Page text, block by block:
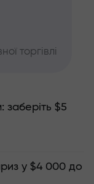
торгівлі
$5
у $4 000 до